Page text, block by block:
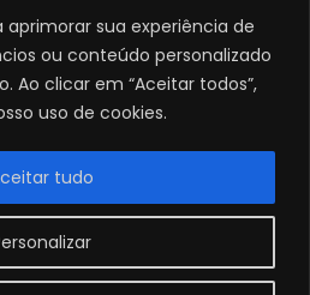
aprimorar sua experiência de
ou conteúdo personalizado
Ao clicar em “Aceitar todos”,
uso de cookies.
tudo
9 5035 3099